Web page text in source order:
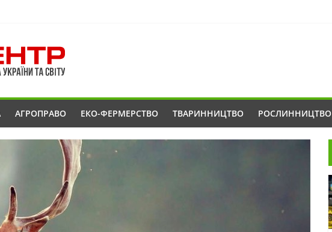
АГРОПРАВО ЕКО-ФЕРМЕРСТВО ТВАРИННИЦТВО РОСЛИННИЦТВО